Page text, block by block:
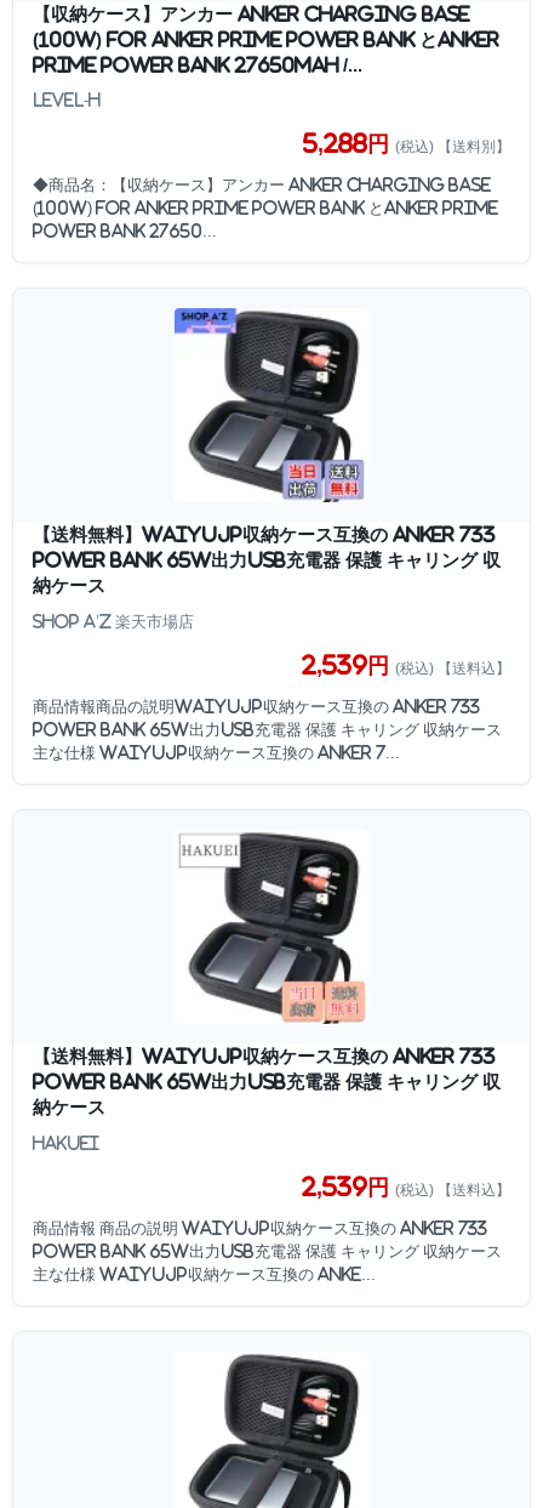
【収納ケース】アンカー Anker Charging Base
(100W) for Anker Prime Power Bank とAnker
Prime Power Bank 27650mAh /...
Level-H
5,288円 (税込) 【送料別】
◆商品名：【収納ケース】アンカー Anker Charging Base
(100W) for Anker Prime Power Bank とAnker Prime
Power Bank 27650...
【送料無料】WAIYUJP収納ケース互換の Anker 733
Power Bank 65W出力USB充電器 保護 キャリング 収
納ケース
SHOP A’z 楽天市場店
2,539円 (税込) 【送料込】
商品情報商品の説明WAIYUJP収納ケース互換の Anker 733
Power Bank 65W出力USB充電器 保護 キャリング 収納ケース
主な仕様 WAIYUJP収納ケース互換の Anker 7...
【送料無料】WAIYUJP収納ケース互換の Anker 733
Power Bank 65W出力USB充電器 保護 キャリング 収
納ケース
HAKUEI
2,539円 (税込) 【送料込】
商品情報 商品の説明 WAIYUJP収納ケース互換の Anker 733
Power Bank 65W出力USB充電器 保護 キャリング 収納ケース
主な仕様 WAIYUJP収納ケース互換の Anke...